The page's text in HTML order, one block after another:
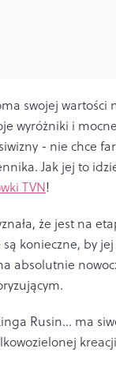
swojej wartości
wyróżniki i
- nie chce
Jak jej to
TVN!
że jest na
konieczne, by
absolutnie
Rusin... ma